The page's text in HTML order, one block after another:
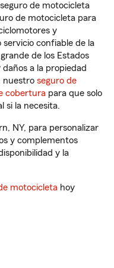
de motocicleta
de motocicleta para
y
confiable de la
de los Estados
a la propiedad
nuestro seguro de
cobertura para que solo
si la necesita.
NY, para personalizar
y complementos
y la
motocicleta hoy